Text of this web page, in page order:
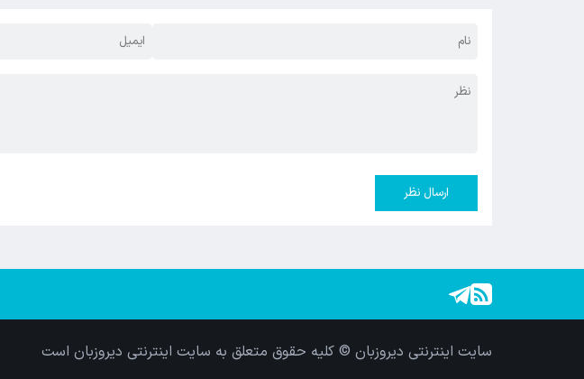
ارسال نظر
سایت اینترنتی دیروزبان © کلیه حقوق متعلق به سایت اینترنتی دیروزبان است